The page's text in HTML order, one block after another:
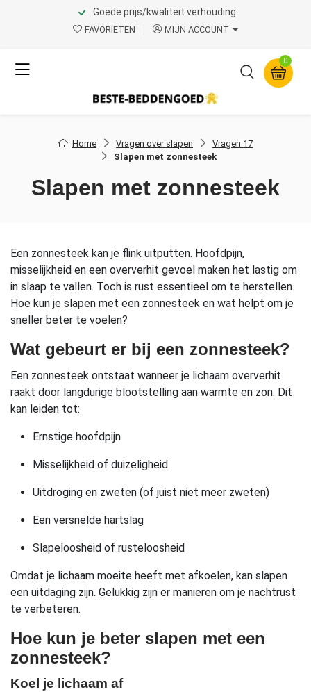
Goede prijs/kwaliteit verhouding
FAVORIETEN MIJN ACCOUNT
0
Home Vragen over slapen
Vragen 17
Slapen met zonnesteek
Slapen met zonnesteek
Een zonnesteek kan je flink uitputten. Hoofdpijn,
misselijkheid en een oververhit gevoel maken het lastig om
in slaap te vallen. Toch is rust essentieel om te herstellen.
Hoe kun je slapen met een zonnesteek en wat helpt om je
sneller beter te voelen?
Wat gebeurt er bij een zonnesteek?
Een zonnesteek ontstaat wanneer je lichaam oververhit
raakt door langdurige blootstelling aan warmte en zon. Dit
kan leiden tot:
Ernstige hoofdpijn
Misselijkheid of duizeligheid
Uitdroging en zweten (of juist niet meer zweten)
Een versnelde hartslag
Slapeloosheid of rusteloosheid
Omdat je lichaam moeite heeft met afkoelen, kan slapen
een uitdaging zijn. Gelukkig zijn er manieren om je nachtrust
te verbeteren.
Hoe kun je beter slapen met een
zonnesteek?
Koel je lichaam af